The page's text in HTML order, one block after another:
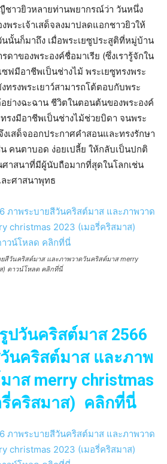
ชาวยิวหลายท่านพยากรณ์ว่า วันหนึ่ง
พระเจ้าเสด็จลงมาปลดแอกชาวยิวให้
นั้นก็มาถึง เมื่อพระเยซูประสูติที่หมู่บ้าน
ดาของพระองค์ชื่อมาเรีย (ซึ่งเรารู้จักใน
ฟมีอาชีพเป็นช่างไม้ พระเยซูทรงพระ
ทรงพระเยาว์สามารถโต้ตอบกับพระ
ย่างฉะฉาน ชีวิตในตอนต้นของพระองค์
ทรงมีอาชีพเป็นช่างไม้ช่วยบิดา จนพระ
เสด็จออกประกาศคำสอนและทรงรักษา
คนตาบอด ง่อยเปลี้ย ให้กลับเป็นปกติ
ศาสนาที่มีผู้นับถือมากที่สุดในโลกเช่น
ะศาสนาพุทธ
สีวันคริสต์มาส และภาพวาดวันคริสต์มาส merry
) ดาวน์โหลด คลิกที่นี่
ปวันคริสต์มาส 2566
นคริสต์มาส และภาพ
าส merry christmas
รี่คริสมาส) คลิกที่นี่